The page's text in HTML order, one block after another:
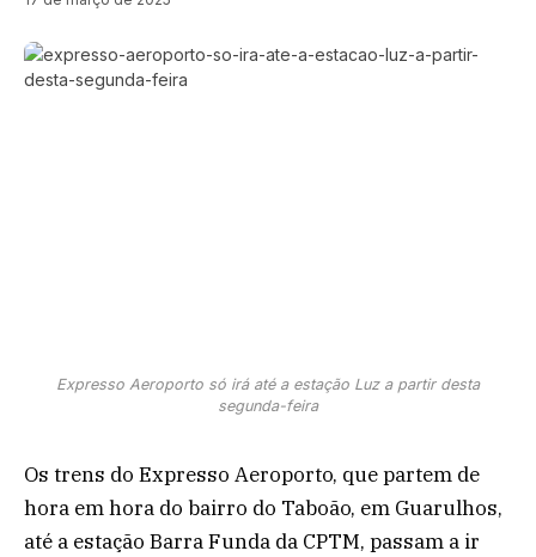
Expresso Aeroporto só irá até a estação Luz a partir desta
segunda-feira
Os trens do Expresso Aeroporto, que partem de
hora em hora do bairro do Taboão, em Guarulhos,
até a estação Barra Funda da CPTM, passam a ir